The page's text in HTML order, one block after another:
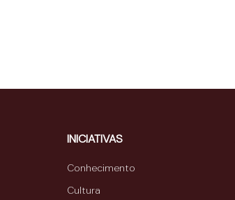
INICIATIVAS
Conhecimento
Cultura